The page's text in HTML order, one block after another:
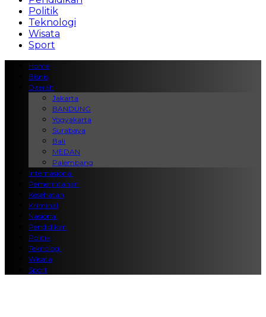
Politik
Teknologi
Wisata
Sport
Home
Bisnis
Daerah
Jakarta
BANDUNG
Yogyakarta
Surabaya
Bali
MEDAN
Palembang
Internasional
Pemerintahan
Kesehatan
Kriminal
Nasional
Pendidikan
Politik
Teknologi
Wisata
Sport